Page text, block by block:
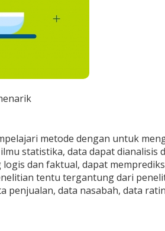
metode dengan untuk
statistika, data dapat dianalisis
dan faktual, dapat
tentu tergantung dari
penjualan, data nasabah, data